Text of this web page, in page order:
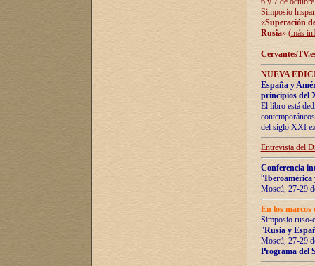
Simposio
«Superación
Rusia» (más
NUEVA
España y
principios del
El libro está
del siglo XXI
Entrevista del
Conferencia
“Iberoamérica
Moscú, 27-29
En los marcos
Simposio ruso-
"Rusia y
Moscú, 27-29
Programa del